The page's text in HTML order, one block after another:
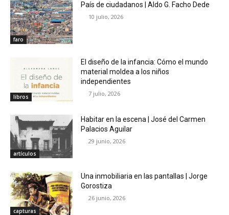
faro
País de ciudadanos | Aldo G. Facho Dede
10 julio, 2026
libros
El diseño de la infancia: Cómo el mundo
material moldea a los niños
independientes
7 julio, 2026
artículos
Habitar en la escena | José del Carmen
Palacios Aguilar
29 junio, 2026
capturas
Una inmobiliaria en las pantallas | Jorge
Gorostiza
26 junio, 2026